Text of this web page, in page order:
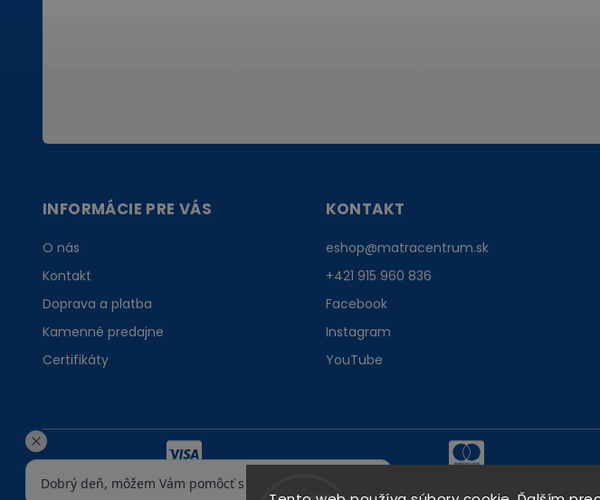
INFORMÁCIE PRE VÁS
O nás
Kontakt
Doprava a platba
Kamenné predajne
Certifikáty
KONTAKT
eshop@matracentrum.sk
+421 915 960 836
Facebook
Instagram
YouTube